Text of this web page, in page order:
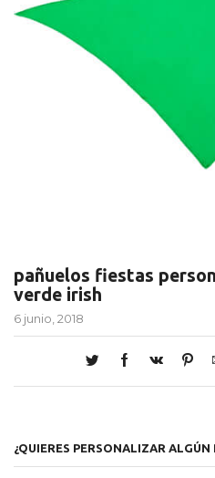
pañuelos fiestas
verde irish
6 junio, 2018
¿QUIERES PERSONALIZAR ALGÚN